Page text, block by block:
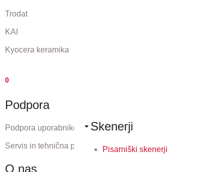
Skenerji
Pisarniški skenerji
Trodat
KAI
Kyocera keramika
0
Podpora
Podpora uporabnikom
Servis in tehnična podpora
O nas